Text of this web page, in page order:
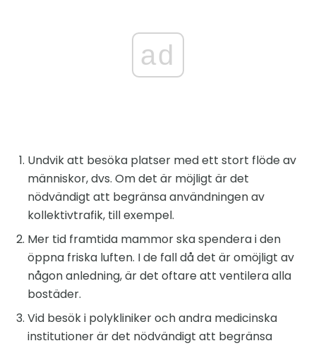
ad
Undvik att besöka platser med ett stort flöde av
människor, dvs. Om det är möjligt är det
nödvändigt att begränsa användningen av
kollektivtrafik, till exempel.
Mer tid framtida mammor ska spendera i den
öppna friska luften. I de fall då det är omöjligt av
någon anledning, är det oftare att ventilera alla
bostäder.
Vid besök i polykliniker och andra medicinska
institutioner är det nödvändigt att begränsa